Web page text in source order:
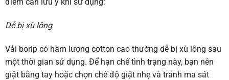
Dễ bị xù lông
Vải borip có hàm lượng cotton cao thường dễ bị xù lông sau
một thời gian sử dụng. Để hạn chế tình trạng này, bạn nên
giặt bằng tay hoặc chọn chế độ giặt nhẹ và tránh ma sát